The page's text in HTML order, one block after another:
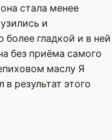
стала менее
и
гладкой и в ней
без приёма самого
маслу Я
результат этого